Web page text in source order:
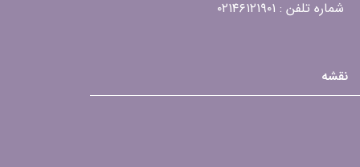
شماره تلفن : ۰۲۱۴۶۱۲۱۹۰۱
نقشه